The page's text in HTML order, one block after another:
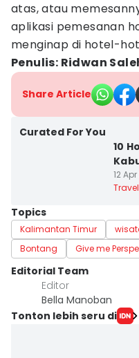
atas, atau
aplikasi pemesanan
menginap di hotel-
Penulis: Ridwan
Share Article
Curated For You
10
12
Travel
Topics
Kalimantan Timur
Bontang
Give me
Editorial Team
Editor
Bella Manoban
Tonton lebih seru di